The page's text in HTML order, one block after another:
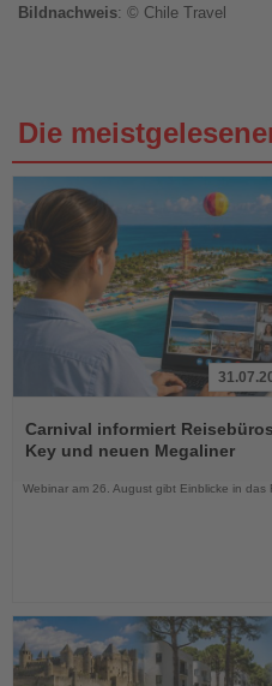
Bildnachweis: © Chile Travel
Die
Sie
die
Nachrichten
Carnival informiert
Key und neuen Megaliner
Webinar am 26. August gibt Einblicke in